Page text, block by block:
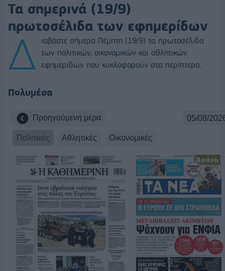
Τα σημερινά (19/9)
πρωτοσέλιδα των εφημερίδων
Δ
ιαβάστε σήμερα Πέμπτη (19/9) τα πρωτοσέλιδα
των πολιτικών, οικονομικών και αθλητικών
εφημερίδων που κυκλοφορούν στα περίπτερα.
Πολυμέσα